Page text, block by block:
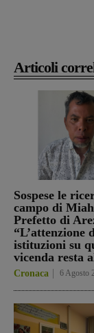
Articoli
Sospese le
campo di
Prefetto di
“L’attenzione
istituzioni su
vicenda resta
Cronaca 6 Agosto